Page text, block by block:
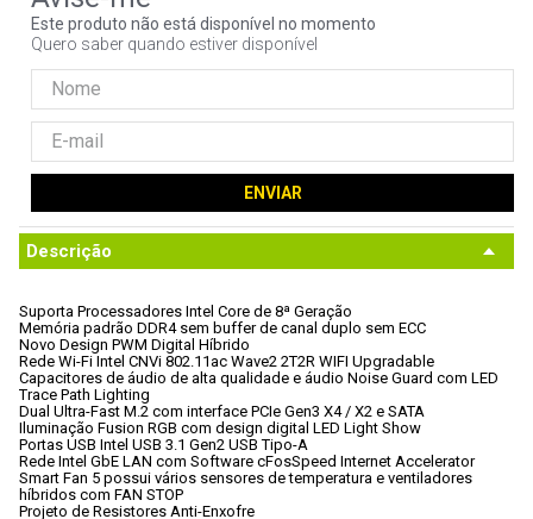
Este produto não está disponível no momento
Quero saber quando estiver disponível
ENVIAR
Descrição
Suporta Processadores Intel Core de 8ª Geração
Memória padrão DDR4 sem buffer de canal duplo sem ECC
Novo Design PWM Digital Híbrido
Rede Wi-Fi Intel CNVi 802.11ac Wave2 2T2R WIFI Upgradable
Capacitores de áudio de alta qualidade e áudio Noise Guard com LED
Trace Path Lighting
Dual Ultra-Fast M.2 com interface PCIe Gen3 X4 / X2 e SATA
Iluminação Fusion RGB com design digital LED Light Show
Portas USB Intel USB 3.1 Gen2 USB Tipo-A
Rede Intel GbE LAN com Software cFosSpeed Internet Accelerator
Smart Fan 5 possui vários sensores de temperatura e ventiladores
híbridos com FAN STOP
Projeto de Resistores Anti-Enxofre
noctua
10º fractal